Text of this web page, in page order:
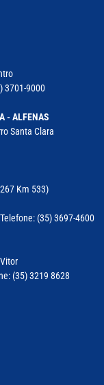
3701-9000
- ALFENAS
Santa Clara
Km 533)
(35) 3697-4600
(35) 3219 8628